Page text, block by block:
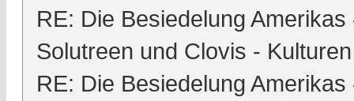
RE: Die Besiedelung Amerikas
Solutreen und Clovis -
RE: Die Besiedelung Amerikas